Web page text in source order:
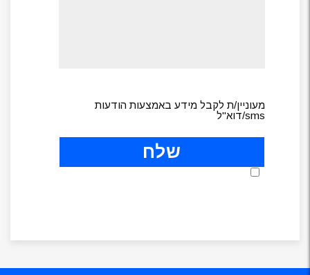
מעוניין/ת לקבל מידע באמצעות הודעות
sms/דוא"ל